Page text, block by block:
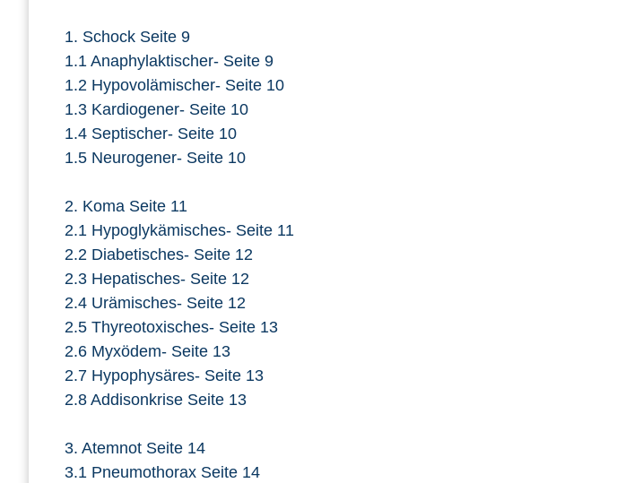
1. Schock Seite 9
1.1 Anaphylaktischer- Seite 9
1.2 Hypovolämischer- Seite 10
1.3 Kardiogener- Seite 10
1.4 Septischer- Seite 10
1.5 Neurogener- Seite 10
2. Koma Seite 11
2.1 Hypoglykämisches- Seite 11
2.2 Diabetisches- Seite 12
2.3 Hepatisches- Seite 12
2.4 Urämisches- Seite 12
2.5 Thyreotoxisches- Seite 13
2.6 Myxödem- Seite 13
2.7 Hypophysäres- Seite 13
2.8 Addisonkrise Seite 13
3. Atemnot Seite 14
3.1 Pneumothorax Seite 14